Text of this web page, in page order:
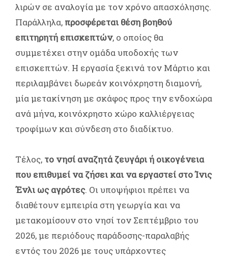
λιρών σε αναλογία με τον χρόνο απασχόλησης.
Παράλληλα, προσφέρεται θέση βοηθού
επιτηρητή επισκεπτών, ο οποίος θα
συμμετέχει στην ομάδα υποδοχής των
επισκεπτών. Η εργασία ξεκινά τον Μάρτιο και
περιλαμβάνει δωρεάν κοινόχρηστη διαμονή,
μία μετακίνηση με σκάφος προς την ενδοχώρα
ανά μήνα, κοινόχρηστο χώρο καλλιέργειας
τροφίμων και σύνδεση στο διαδίκτυο.
Τέλος, το νησί αναζητά ζευγάρι ή οικογένεια
που επιθυμεί να ζήσει και να εργαστεί στο Ίνις
Ένλι ως αγρότες. Οι υποψήφιοι πρέπει να
διαθέτουν εμπειρία στη γεωργία και να
μετακομίσουν στο νησί τον Σεπτέμβριο του
2026, με περιόδους παράδοσης-παραλαβής
εντός του 2026 με τους υπάρχοντες